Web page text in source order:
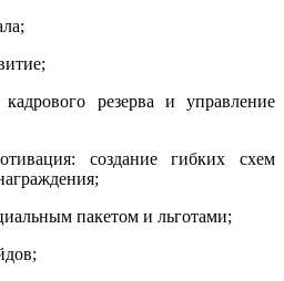
резерва и управление
создание гибких схем
пакетом и льготами;